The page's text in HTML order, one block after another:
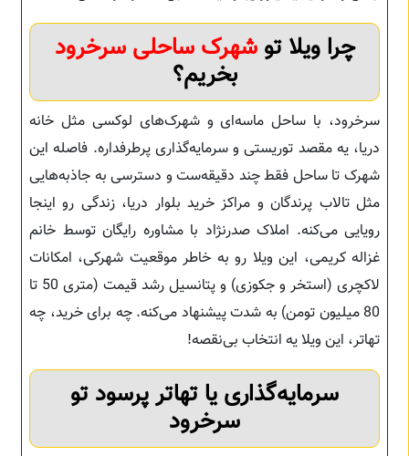
چرا ویلا توشهرک ساحلی سرخرود
بخریم؟
سرخرود، با ساحل ماسه‌ای و شهرک‌های لوکسی مثل خانه
دریا، یه مقصد توریستی و سرمایه‌گذاری پرطرفداره. فاصله این
شهرک تا ساحل فقط چند دقیقه‌ست و دسترسی به جاذبه‌هایی
مثل تالاب پرندگان و مراکز خرید بلوار دریا، زندگی رو اینجا
رویایی می‌کنه. املاک صدرنژاد با مشاوره رایگان توسط خانم
غزاله کریمی، این ویلا رو به خاطر موقعیت شهرکی، امکانات
لاکچری (استخر و جکوزی) و پتانسیل رشد قیمت (متری 50 تا
80 میلیون تومن) به شدت پیشنهاد می‌کنه. چه برای خرید، چه
تهاتر، این ویلا یه انتخاب بی‌نقصه!
سرمایه‌گذاری یا تهاتر پرسود تو
سرخرود